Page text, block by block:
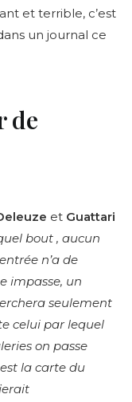
et terrible, c’est
un journal ce
de
et Guattari
bout , aucun
n’a de
impasse, un
seulement
celui par lequel
on passe
la carte du